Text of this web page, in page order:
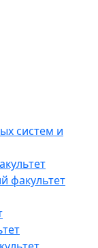
систем и
факультет